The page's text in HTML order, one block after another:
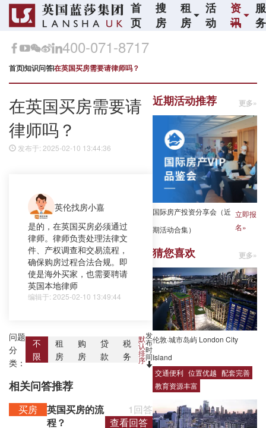
首
页
搜
房
租
房
活
动
资
讯
服
务
400-071-8717
首页知识问答在英国买房需要请律师吗？
在英国买房需要请
律师吗？
发布于: 2025-02-10 13:44:36
英伦找房小嘉
是的，在英国买房必须通过
律师。律师负责处理法律文
件、产权调查和交易流程，
确保购房过程合法合规。即
使是海外买家，也需要聘请
英国本地律师
编辑于: 2025-02-10 13:49:44
问题
分
类：
不
限
租
房
购
房
贷
款
税
务
默
认
排
序
发
布
时
间
相关问答推荐
买房
英国买房的流
程？
1回答
查看回答
近期活动推荐 更多»
国际房产投资分享会（近
期活动合集）
立即报
名»
猜您喜欢 更多»
伦敦·城市岛屿 London City
Island
交通便利 位置优越 配套完善
教育资源丰富